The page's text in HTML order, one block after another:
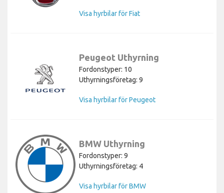
Visa hyrbilar för Fiat
Peugeot Uthyrning
Fordonstyper: 10
Uthyrningsföretag: 9
Visa hyrbilar för Peugeot
BMW Uthyrning
Fordonstyper: 9
Uthyrningsföretag: 4
Visa hyrbilar för BMW